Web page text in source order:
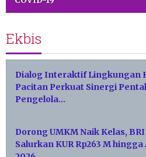
Ekbis
Dialog Interaktif Lingkungan
Pacitan Perkuat Sinergi
Pengelola…
Dorong UMKM Naik Kelas,
Salurkan KUR Rp263 M